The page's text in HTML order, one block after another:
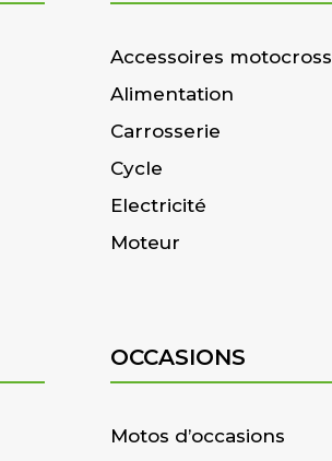
Accessoires motocross
Alimentation
Carrosserie
Cycle
Electricité
Moteur
OCCASIONS
Motos d’occasions